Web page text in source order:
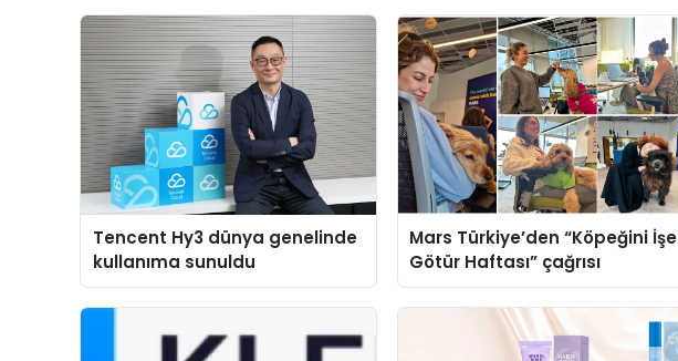
Tencent Hy3 dünya genelinde
kullanıma sunuldu
Mars Türkiye’den “Köpeğini İşe
Götür Haftası” çağrısı